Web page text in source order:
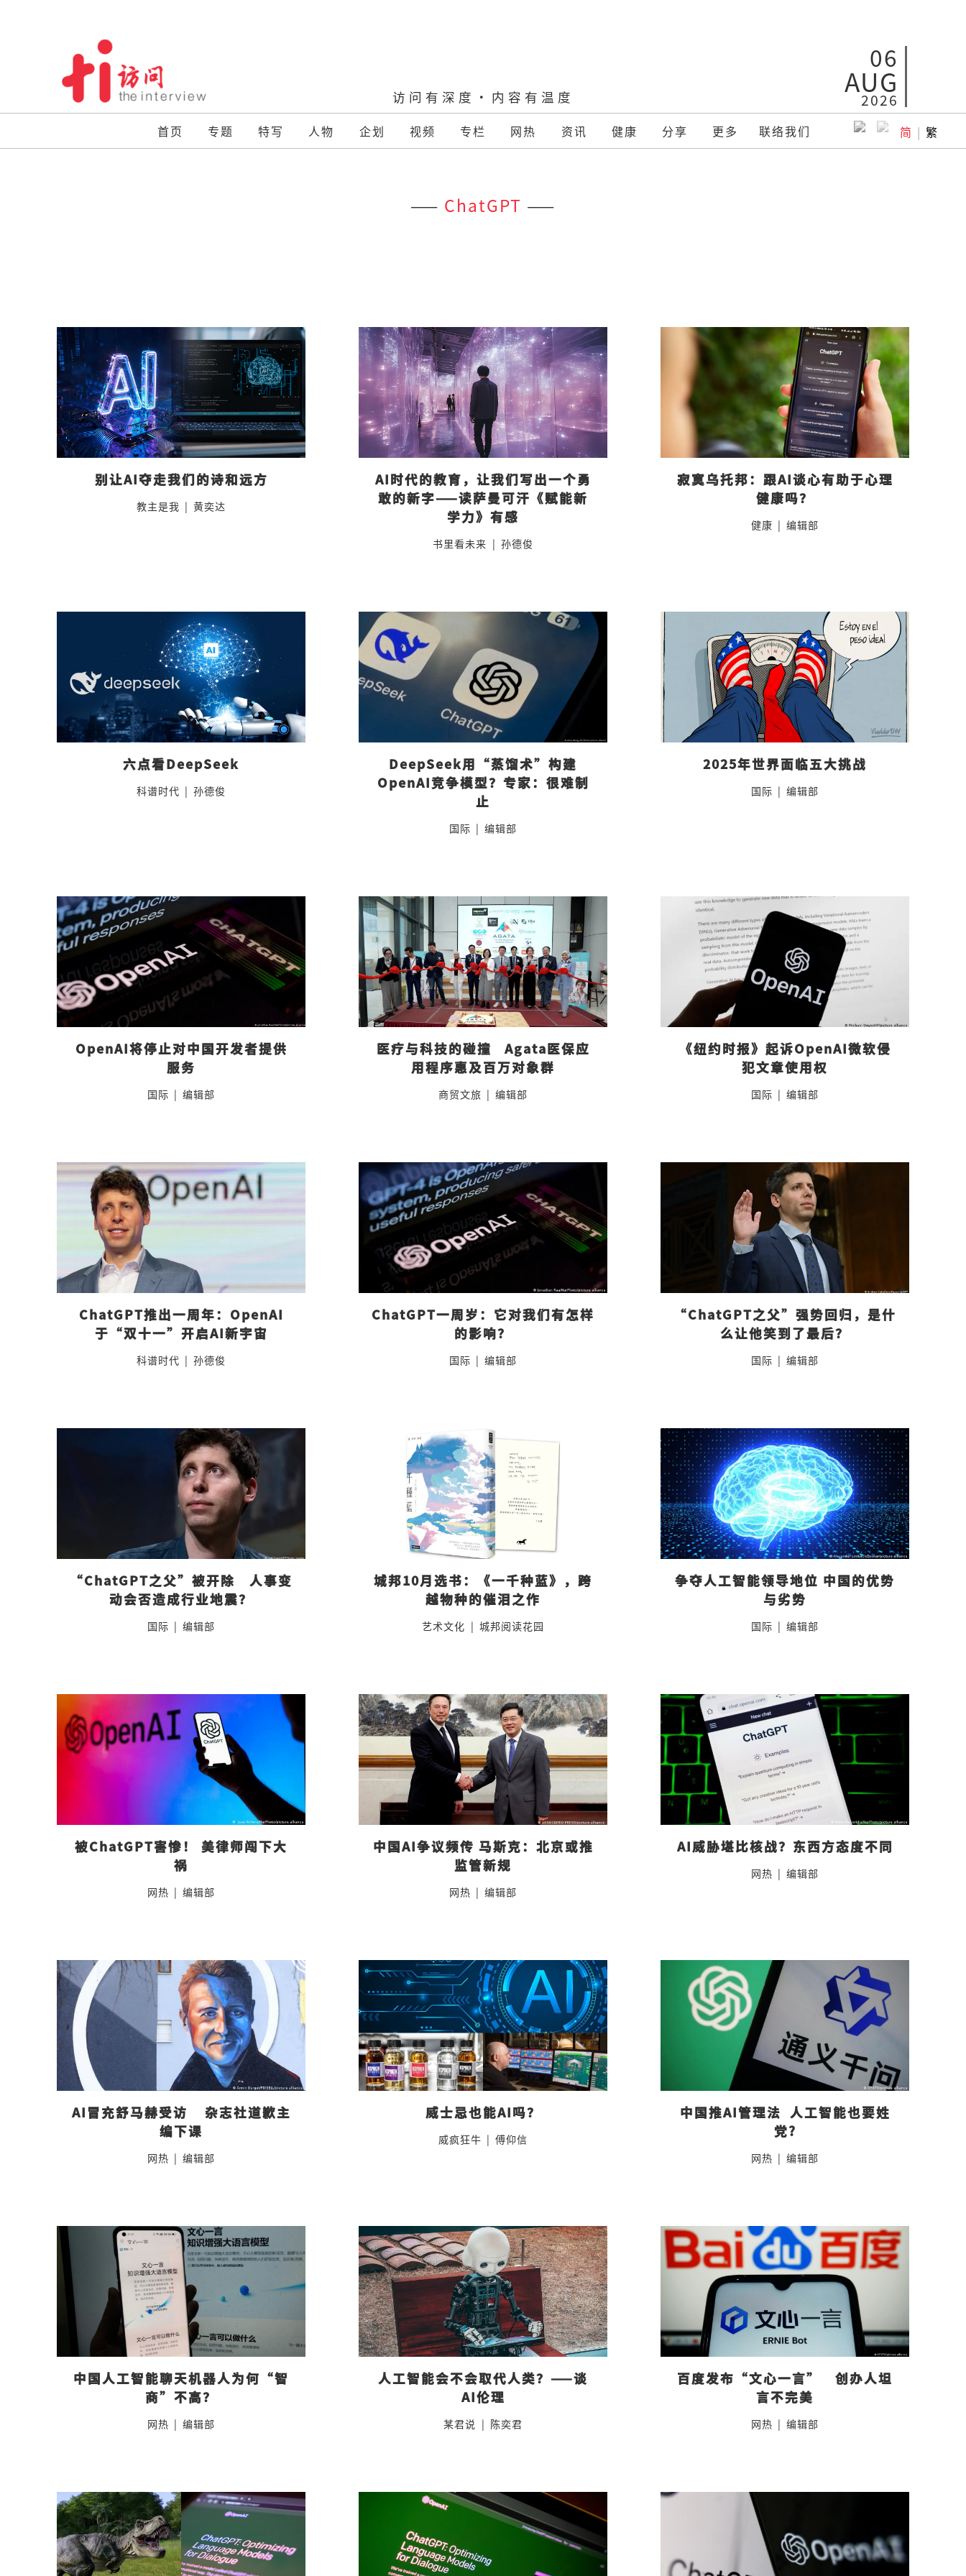
访问有深度·内容有温度
06
AUG
2026
首页 专题 特写 人物 企划 视频 专栏 网热 资讯 健康 分享 更多 联络我们 简 | 繁
—— ChatGPT ——
别让AI夺走我们的诗和远方
教主是我 | 黄奕达
AI时代的教育，让我们写出一个勇
敢的新字——读萨曼可汗《赋能新
学力》有感
书里看未来 | 孙德俊
寂寞乌托邦：跟AI谈心有助于心理
健康吗？
健康 | 编辑部
六点看DeepSeek
科谱时代 | 孙德俊
DeepSeek用“蒸馏术”构建
OpenAI竞争模型？专家：很难制
止
国际 | 编辑部
2025年世界面临五大挑战
国际 | 编辑部
OpenAI将停止对中国开发者提供
服务
国际 | 编辑部
医疗与科技的碰撞   Agata医保应
用程序惠及百万对象群
商贸文旅 | 编辑部
《纽约时报》起诉OpenAI微软侵
犯文章使用权
国际 | 编辑部
ChatGPT推出一周年：OpenAI
于“双十一”开启AI新宇宙
科谱时代 | 孙德俊
ChatGPT一周岁：它对我们有怎样
的影响？
国际 | 编辑部
“ChatGPT之父”强势回归，是什
么让他笑到了最后？
国际 | 编辑部
“ChatGPT之父”被开除　人事变
动会否造成行业地震？
国际 | 编辑部
城邦10月选书：《一千种蓝》，跨
越物种的催泪之作
艺术文化 | 城邦阅读花园
争夺人工智能领导地位 中国的优势
与劣势
国际 | 编辑部
被ChatGPT害惨！ 美律师闯下大
祸
网热 | 编辑部
中国AI争议频传 马斯克：北京或推
监管新规
网热 | 编辑部
AI威胁堪比核战？东西方态度不同
网热 | 编辑部
AI冒充舒马赫受访    杂志社道歉主
编下课
网热 | 编辑部
威士忌也能AI吗？
威疯狂牛 | 傅仰信
中国推AI管理法  人工智能也要姓
党?
网热 | 编辑部
中国人工智能聊天机器人为何“智
商”不高？
网热 | 编辑部
人工智能会不会取代人类？——谈
AI伦理
某君说 | 陈奕君
百度发布“文心一言”　创办人坦
言不完美
网热 | 编辑部